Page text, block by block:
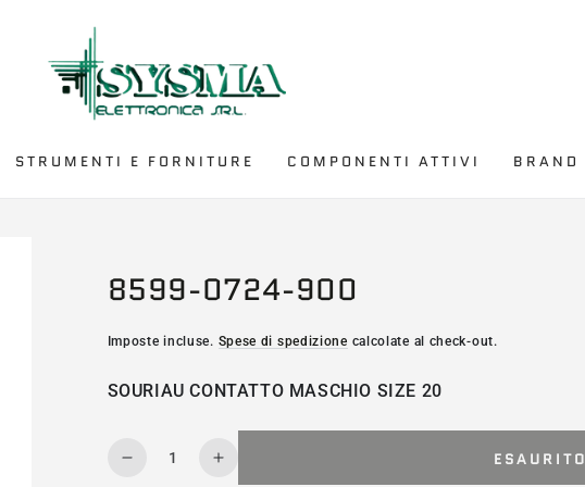
STRUMENTI E FORNITURE COMPONENTI ATTIVI BRAND
8599-0724-900
Imposte incluse. Spese di spedizione calcolate al check-out.
SOURIAU CONTATTO MASCHIO SIZE 20
Quantità
DiminuisceAumenta
ESAURITO